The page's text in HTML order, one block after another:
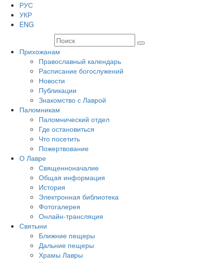
РУС
УКР
ENG
Прихожанам
Православный календарь
Расписание богослужений
Новости
Публикации
Знакомство с Лаврой
Паломникам
Паломнический отдел
Где остановиться
Что посетить
Пожертвование
О Лавре
Священноначалие
Общая информация
История
Электронная библиотека
Фотогалерея
Онлайн-трансляция
Святыни
Ближние пещеры
Дальние пещеры
Храмы Лавры